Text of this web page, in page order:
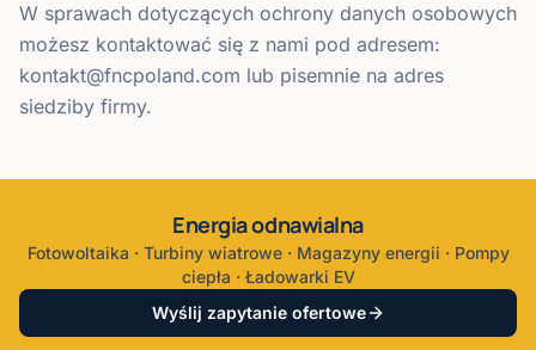
W sprawach dotyczących ochrony danych osobowych
możesz kontaktować się z nami pod adresem:
kontakt@fncpoland.com lub pisemnie na adres
siedziby firmy.
Energia odnawialna
Fotowoltaika · Turbiny wiatrowe · Magazyny energii · Pompy
ciepła · Ładowarki EV
Wyślij zapytanie ofertowe